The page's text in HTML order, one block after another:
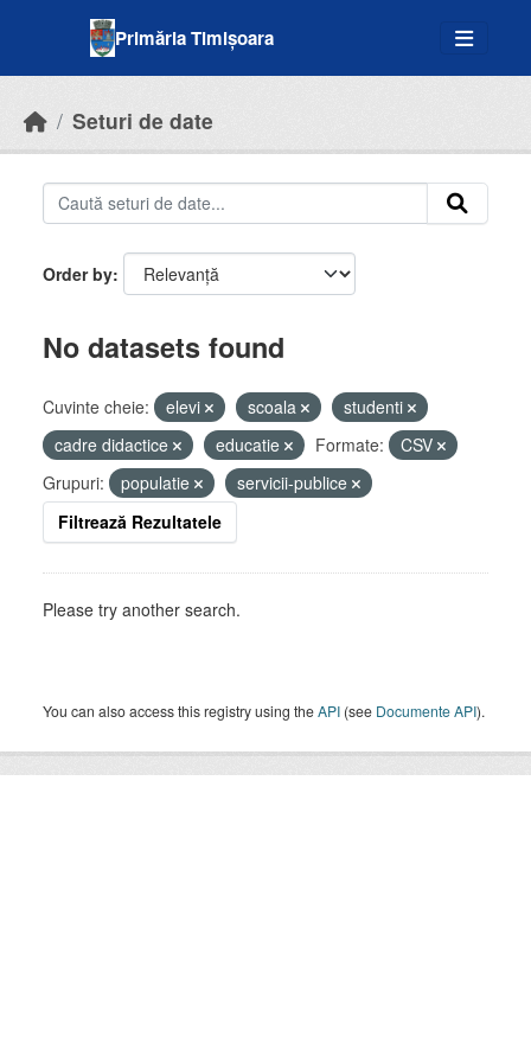
Primăria Timișoara
Seturi de date
Order by
No datasets found
Cuvinte cheie: elevi scoala
studenti
cadre didactice
educatie Formate:
CSV
Grupuri:
populatie
servicii-publice
Filtrează Rezultatele
Please try another search.
You can also access this registry using theAPI (see Documente API).